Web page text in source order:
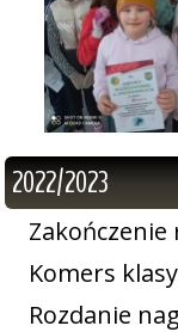
2022/2023
Komers
Rozdanie